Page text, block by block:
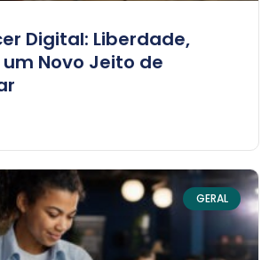
Digital: Liberdade,
um Novo Jeito de
GERAL